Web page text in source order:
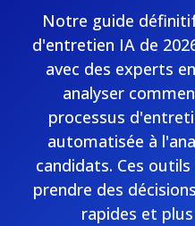
Notre guide
d'entretien IA de
avec des experts
analyser
processus
automatisée à
candidats. Ces
prendre des
rapides et